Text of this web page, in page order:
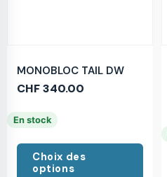
MONOBLOC TAIL DW
CHF340.00
En stock
Choix des
options